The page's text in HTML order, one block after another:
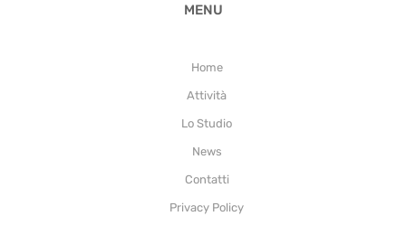
MENU
Home
Attività
Lo Studio
News
Contatti
Privacy Policy